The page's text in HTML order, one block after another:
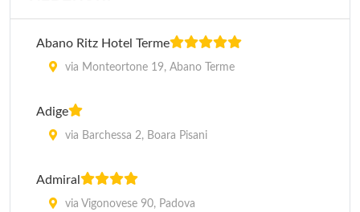
Abano Ritz Hotel Terme
via Monteortone 19, Abano Terme
Adige
via Barchessa 2, Boara Pisani
Admiral
via Vigonovese 90, Padova